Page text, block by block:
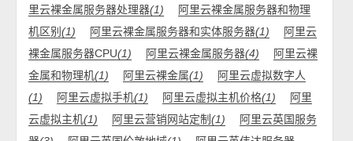
里云裸金属服务器处理器(1)
阿里云裸金属服务器和物理
机区别(1) 阿里云裸金属服务器和实体服务器(1)
阿里云
裸金属服务器CPU(1) 阿里云裸金属服务器(4)
阿里云裸
金属和物理机(1) 阿里云裸金属(1)
阿里云虚拟数字人
(1)
阿里云虚拟手机(1) 阿里云虚拟主机价格(1)
阿里
云虚拟主机(1) 阿里云营销网站定制(1)
阿里云英国服务